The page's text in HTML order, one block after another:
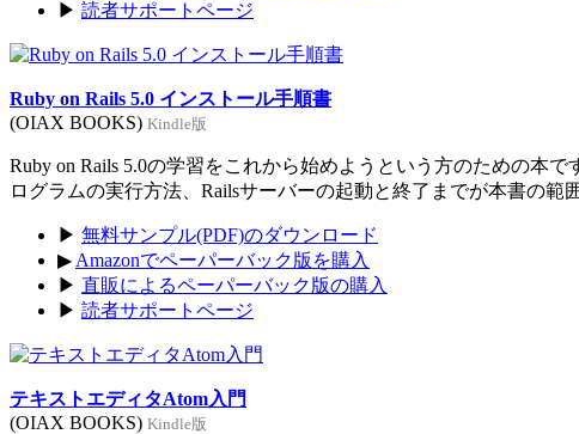
▶ 読者サポートページ
Ruby on Rails 5.0 インストール手順書
(OIAX BOOKS) Kindle版
Ruby on Rails 5.0の学習をこれから始めようという方のための本
ログラムの実行方法、Railsサーバーの起動と終了までが本書の範
▶ 無料サンプル(PDF)のダウンロード
▶ Amazonでペーパーバック版を購入
▶ 直販によるペーパーバック版の購入
▶ 読者サポートページ
テキストエディタAtom入門
(OIAX BOOKS) Kindle版